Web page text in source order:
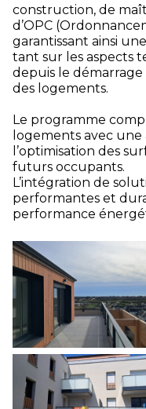
construction, de
d’OPC
garantissant ainsi
tant sur les aspects
depuis le démarrage
des logements.
Le programme
logements avec
l’optimisation des
futurs occupants.
L’intégration de
performantes et
performance